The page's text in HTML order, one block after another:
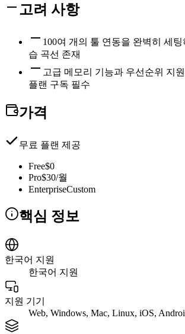
고려 사항
100여 개의 툴 연동을 완벽히 세
습 곡선 존재
고급 메모리 기능과 우선순위 지
플랜 구독 필수
가격
무료 플랜 제공
Free$0
Pro$30/월
EnterpriseCustom
핵심 정보
한국어 지원
한국어 지원
지원 기기
Web, Windows, Mac, Linux, iOS,